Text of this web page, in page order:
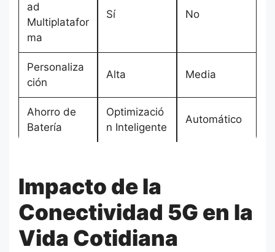
ad
Multiplatafor
ma
Sí No
Personaliza
ción
Alta Media
Ahorro de
Batería
Optimizació
n Inteligente
Automático
Impacto de la
Conectividad 5G en la
Vida Cotidiana